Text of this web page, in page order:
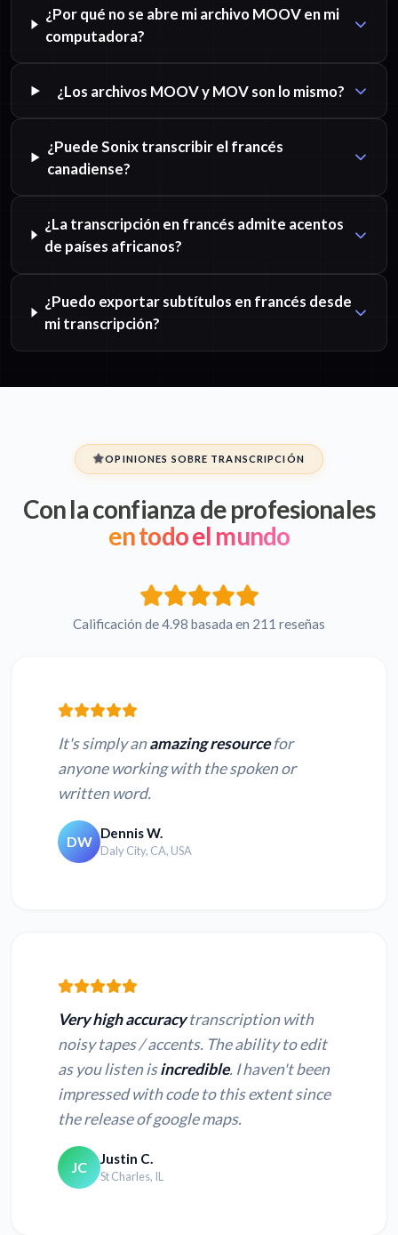
¿Por qué no se abre mi archivo MOOV en mi
computadora?
¿Los archivos MOOV y MOV son lo mismo?
¿Puede Sonix transcribir el francés
canadiense?
¿La transcripción en francés admite acentos
de países africanos?
¿Puedo exportar subtítulos en francés desde
mi transcripción?
OPINIONES SOBRE TRANSCRIPCIÓN
Con la confianza de profesionales
en todo el mundo
Calificación de 4.98 basada en 211 reseñas
It's simply anamazing resourcefor
anyone working with the spoken or
written word.
DW Dennis W.
Daly City, CA, USA
Very high accuracytranscription with
noisy tapes / accents. The ability to edit
as you listen isincredible. I haven't been
impressed with code to this extent since
the release of google maps.
JC Justin C.
St Charles, IL